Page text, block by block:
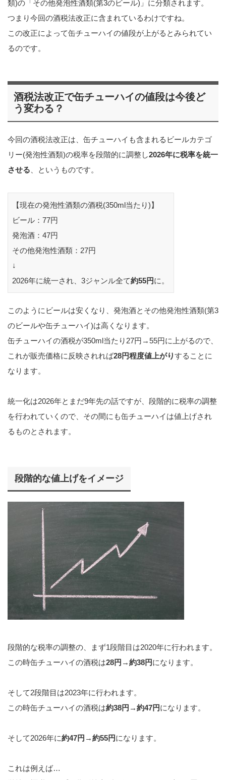
類)の「その他発泡性酒類(第3のビール)」に分類されます。
つまり今回の酒税法改正に含まれているわけですね。
この改正によって缶チューハイの値段が上がるとみられてい
るのです。
酒税法改正で缶チューハイの値段は今後ど
う変わる？
今回の酒税法改正は、缶チューハイも含まれるビールカテゴ
リー(発泡性酒類)の税率を段階的に調整し2026年に税率を統一
させる、というものです。
【現在の発泡性酒類の酒税(350ml当たり)】
ビール：77円
発泡酒：47円
その他発泡性酒類：27円
↓
2026年に統一され、3ジャンル全て約55円に。
このようにビールは安くなり、発泡酒とその他発泡性酒類(第3
のビールや缶チューハイ)は高くなります。
缶チューハイの酒税が350ml当たり27円→55円に上がるので、
これが販売価格に反映されれば28円程度値上がりすることに
なります。
統一化は2026年とまだ9年先の話ですが、段階的に税率の調整
を行われていくので、その間にも缶チューハイは値上げされ
るものとされます。
段階的な値上げをイメージ
段階的な税率の調整の、まず1段階目は2020年に行われます。
この時缶チューハイの酒税は28円→約38円になります。
そして2段階目は2023年に行われます。
この時缶チューハイの酒税は約38円→約47円になります。
そして2026年に約47円→約55円になります。
これは例えば…